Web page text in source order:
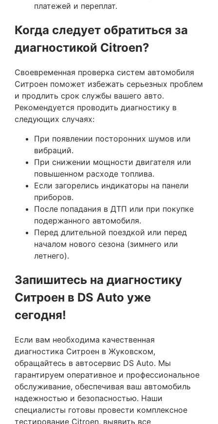
платежей и переплат.
Когда следует обратиться за
диагностикой Citroen?
Своевременная проверка систем автомобиля
Ситроен поможет избежать серьезных проблем
и продлить срок службы вашего авто.
Рекомендуется проводить диагностику в
следующих случаях:
При появлении посторонних шумов или
вибраций.
При снижении мощности двигателя или
повышенном расходе топлива.
Если загорелись индикаторы на панели
приборов.
После попадания в ДТП или при покупке
подержанного автомобиля.
Перед длительной поездкой или перед
началом нового сезона (зимнего или
летнего).
Запишитесь на диагностику
Ситроен в DS Auto уже
сегодня!
Если вам необходима качественная
диагностика Ситроен в Жуковском,
обращайтесь в автосервис DS Auto. Мы
гарантируем оперативное и профессиональное
обслуживание, обеспечивая ваш автомобиль
надежностью и безопасностью. Наши
специалисты готовы провести комплексное
тестирование Citroen, выявить все